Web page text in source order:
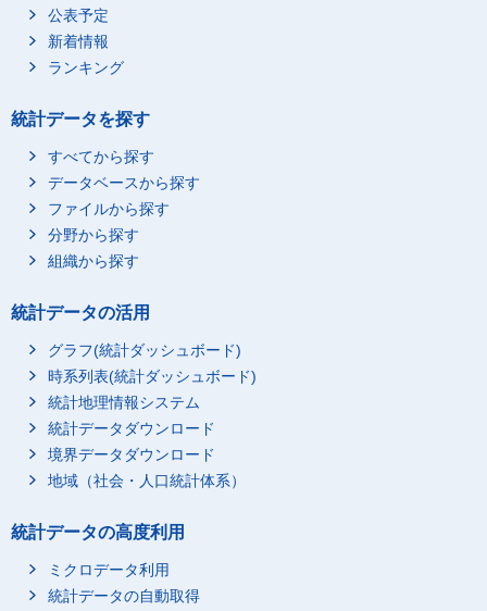
公表予定
新着情報
ランキング
統計データを探す
すべてから探す
データベースから探す
ファイルから探す
分野から探す
組織から探す
統計データの活用
グラフ(統計ダッシュボード)
時系列表(統計ダッシュボード)
統計地理情報システム
統計データダウンロード
境界データダウンロード
地域（社会・人口統計体系）
統計データの高度利用
ミクロデータ利用
統計データの自動取得